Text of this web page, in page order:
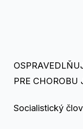
PRE
Socialistický